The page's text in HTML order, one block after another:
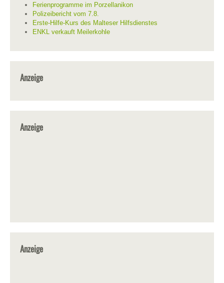
Ferienprogramme im Porzellanikon
Polizeibericht vom 7.8.
Erste-Hilfe-Kurs des Malteser Hilfsdienstes
ENKL verkauft Meilerkohle
Anzeige
Anzeige
Anzeige